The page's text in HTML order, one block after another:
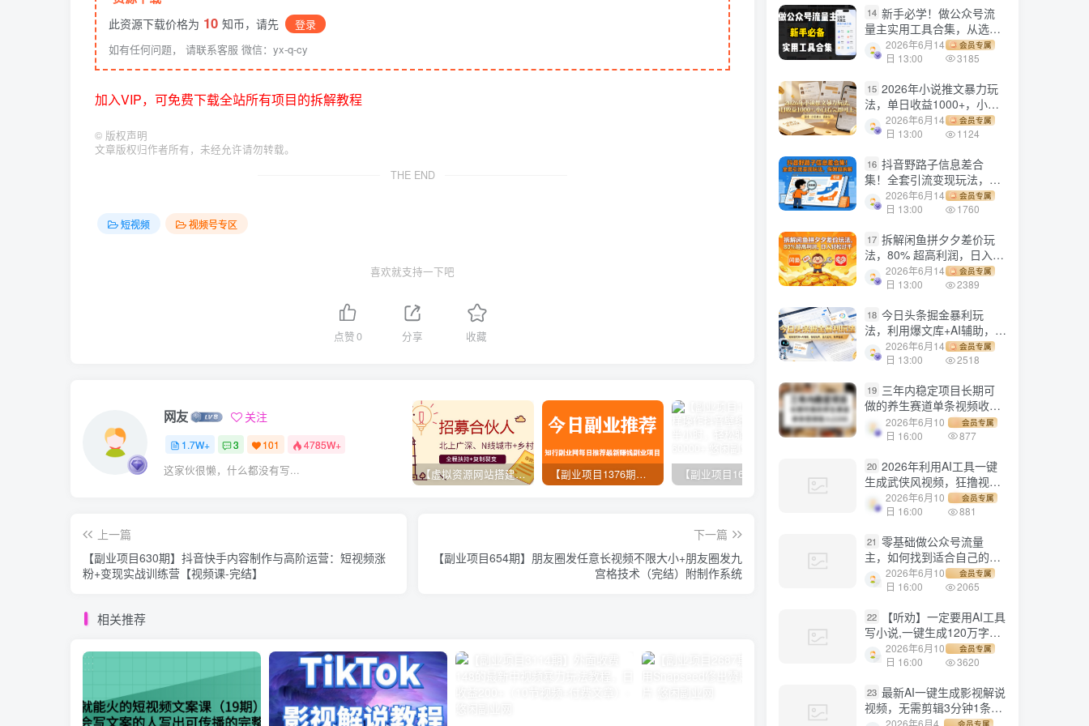
此资源下载价格为 10 知币，请先
登录
如有任何问题， 请联系客服 微信：yx-q-cy
加入VIP，可免费下载全站所有项目的拆解教程
© 版权声明
文章版权归作者所有，未经允许请勿转载。
THE END
短视频 视频号专区
喜欢就支持一下吧
点赞0 分享 收藏
网友 关注
1.7W+ 3 101 4785W+
这家伙很懒，什么都没有写... 【虚拟资源网站搭建服务】加盟本站系统，做一个和本站一样的独立网站，躺赚的项目 【副业项目1376期】龟课最新闲鱼项目玩法实战教程_全新升级月收益几千到几万 【副业项目4441期】最新长久稳定暴利项目，运费险全新玩法，日赚1000（包含详细教程，全程指导）
上一篇
【副业项目630期】抖音快手内容制作与高阶运营：短视频涨
粉+变现实战训练营【视频课-完结】
下一篇
【副业项目654期】朋友圈发任意长视频不限大小+朋友圈发九
宫格技术（完结）附制作系统
相关推荐
14 新手必学！做公众号流
量主实用工具合集，从选题
到变现，一篇搞定（新手必
备）
2026年6月14
日 13:00
会员专属
3185
15 2026年小说推文暴力玩
法，单日收益1000+，小白
看完即可上手
2026年6月14
日 13:00
会员专属
1124
16 抖音野路子信息差合
集！全套引流变现玩法，保
姆级拆解
2026年6月14
日 13:00
会员专属
1760
17 拆解闲鱼拼夕夕差价玩
法，80% 超高利润，日入轻
松过千2026年6月14
日 13:00
会员专属
2389
18 今日头条掘金暴利玩
法，利用爆文库+AI辅助，轻
松矩阵、当天起号，简单粗
暴，日入1000+
2026年6月14
日 13:00
会员专属
2518
19 三年内稳定项目长期可
做的养生赛道单条视频收入
22002026年6月10
日 16:00
会员专属
877
20 2026年利用AI工具一键
生成武侠风视频，狂撸视频
号分成计划收益，原创度
高，画面好看，轻松日入
2026年6月10
日 16:00
会员专属
881
21 零基础做公众号流量
主，如何找到适合自己的赛
道
2026年6月10
日 16:00
会员专属
2065
22
【听劝】一定要用AI工具
写小说,一键生成120万字，
躺着也能赚，月入2w+
2026年6月10
日 16:00
会员专属
3620
23 最新AI一键生成影视解说
视频，无需剪辑3分钟1条，